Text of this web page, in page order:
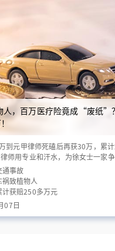
人，百万医疗险竟成“废纸”
到元甲律师死磕后再获30万，累
师用专业和汗水，为徐女士一家
通事故
致植物人
计获赔250多万元
07日